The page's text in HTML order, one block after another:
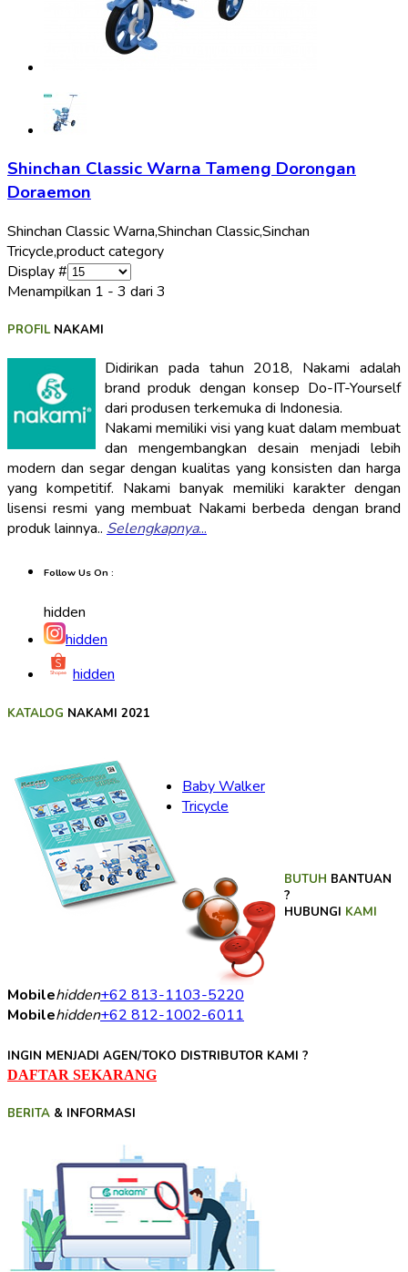
Shinchan Classic Warna Tameng Dorongan
Doraemon
Shinchan Classic Warna,Shinchan Classic,Sinchan
Tricycle,product category
Display #
Menampilkan 1 - 3 dari 3
PROFILNAKAMI
Didirikan pada tahun 2018, Nakami adalah
brand produk dengan konsep Do-IT-Yourself
dari produsen terkemuka di Indonesia.
Nakami memiliki visi yang kuat dalam membuat
dan mengembangkan desain menjadi lebih
modern dan segar dengan kualitas yang konsisten dan harga
yang kompetitif. Nakami banyak memiliki karakter dengan
lisensi resmi yang membuat Nakami berbeda dengan brand
produk lainnya.. Selengkapnya...
Follow Us On :
hidden
hidden
hidden
KATALOG NAKAMI 2021
Baby Walker
Tricycle
BUTUH BANTUAN
?
HUBUNGI KAMI
Mobilehidden+62 813-1103-5220
Mobilehidden+62 812-1002-6011
INGIN MENJADI AGEN/TOKO DISTRIBUTOR KAMI ?
DAFTAR SEKARANG
BERITA & INFORMASI